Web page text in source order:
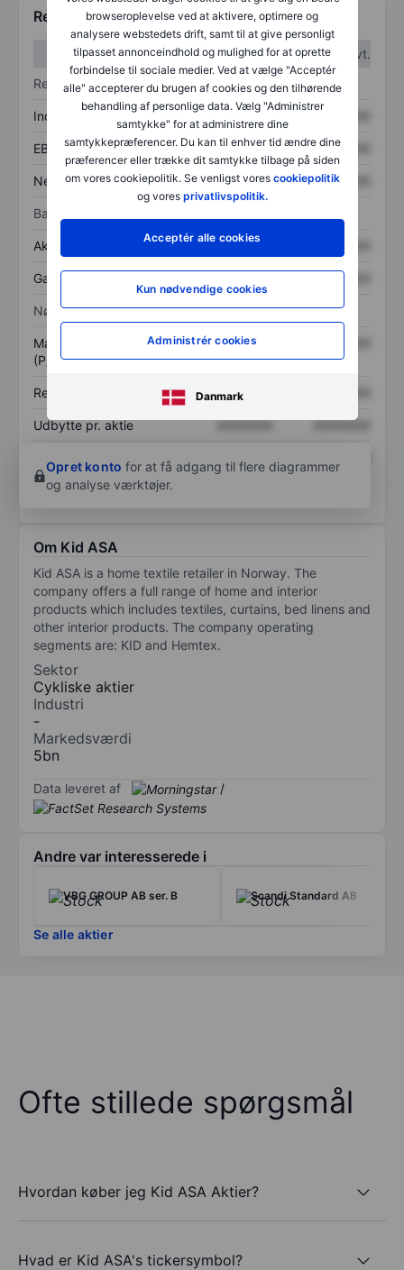
browseroplevelse ved at aktivere, optimere og
analysere webstedets drift, samt til at give personligt
tilpasset annonceindhold og mulighed for at oprette
forbindelse til sociale medier. Ved at vælge "Acceptér
alle" accepterer du brugen af cookies og den tilhørende
behandling af personlige data. Vælg "Administrer
samtykke" for at administrere dine
samtykkepræferencer. Du kan til enhver tid ændre dine
præferencer eller trække dit samtykke tilbage på siden
om vores cookiepolitik. Se venligst vores cookiepolitik
og vores privatlivspolitik.
Acceptér alle cookies
Kun nødvendige cookies
Administrér cookies
Danmark
Regnskabstal
1. kvt.
2. kvt.
Resultatopgørelse
Indtægter XXXXXXX
EBITDA XXXXXXX XXXXXXX
Nettoresultat XXXXXXX XXXXXXX
Balance
Aktiver i alt XXXXXXX
Gæld XXXXXXX
Nøgletal
Markedsværdi/omsætning
(P/S)
XXXXXXX
Resultat pr. aktie (EPS) XXXXXXX
Udbytte pr. aktie XXXXXXX XXXXXXX
Opret konto for at få adgang til flere diagrammer
og analyse værktøjer.
Om Kid ASA
Kid ASA is a home textile retailer in Norway. The
company offers a full range of home and interior
products which includes textiles, curtains, bed linens and
other interior products. The company operating
segments are: KID and Hemtex.
Sektor
Cykliske aktier
Industri
-
Markedsværdi
5bn
Data leveret af /
Andre var interesserede i
VBG GROUP AB ser. B Scandi Standard AB
Se alle aktier
Ofte stillede spørgsmål
Hvordan køber jeg Kid ASA Aktier?
Hvad er Kid ASA's tickersymbol?